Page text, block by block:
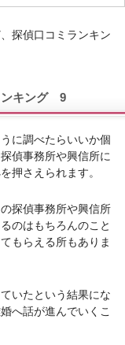
探偵口コミランキン
ンキング 9
に調べたらいいか個
偵事務所や興信所に
押さえられます。
探偵事務所や興信所
のはもちろんのこと
もらえる所もありま
いたという結果にな
へ話が進んでいくこ